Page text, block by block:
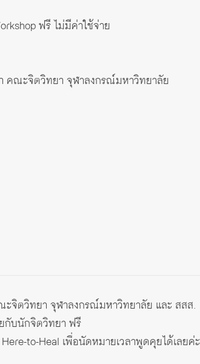
ฟรี ไม่มีค่าใช้จ่าย
คณะจิตวิทยา จุฬาลงกรณ์มหาวิทยาลัย
ะจิตวิทยา จุฬาลงกรณ์มหาวิทยาลัย และ สสส.
กับนักจิตวิทยา ฟรี
Here-to-Heal เพื่อนัดหมายเวลาพูดคุยได้เลยค่ะ